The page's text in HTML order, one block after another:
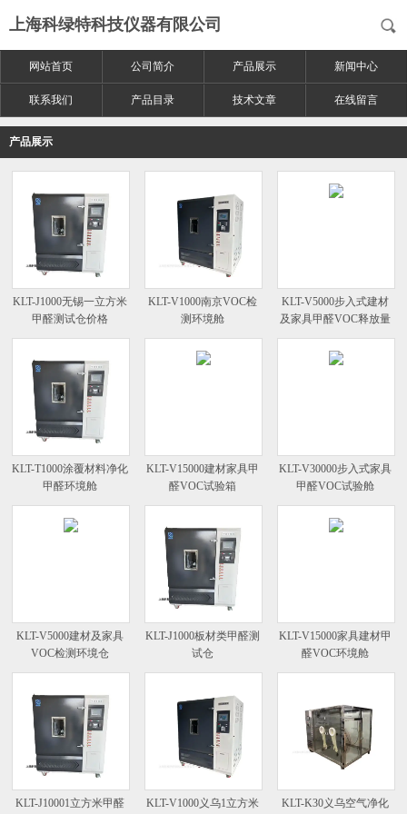
上海科绿特科技仪器有限公司
网站首页 公司简介 产品展示 新闻中心
联系我们 产品目录 技术文章 在线留言
产品展示
KLT-J1000无锡一立方米
甲醛测试仓价格
KLT-V1000南京VOC检
测环境舱
KLT-V5000步入式建材
及家具甲醛VOC释放量
环境气候箱
KLT-T1000涂覆材料净化
甲醛环境舱
KLT-V15000建材家具甲
醛VOC试验箱
KLT-V30000步入式家具
甲醛VOC试验舱
KLT-V5000建材及家具
VOC检测环境仓
KLT-J1000板材类甲醛测
试仓
KLT-V15000家具建材甲
醛VOC环境舱
KLT-J10001立方米甲醛
KLT-V1000义乌1立方米
KLT-K30义乌空气净化